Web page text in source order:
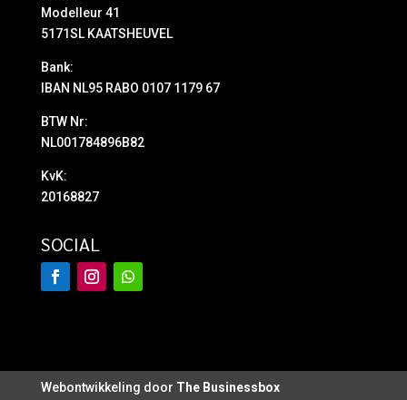
Modelleur 41
5171SL KAATSHEUVEL
Bank:
IBAN NL95 RABO 0107 1179 67
BTW Nr:
NL001784896B82
KvK:
20168827
SOCIAL
Webontwikkeling door The Businessbox